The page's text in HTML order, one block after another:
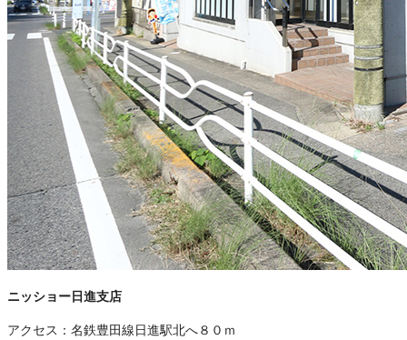
ニッショー日進支店
アクセス： 名鉄豊田線日進駅北へ８０ｍ